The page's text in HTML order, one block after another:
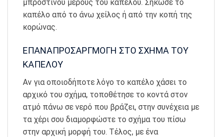
μπροστινού μέρους του καπέλου. Σήκωσε το
καπέλο από το άνω χείλος ή από την κοπή της
κορώνας.
ΕΠΑΝΑΠΡΟΣΑΡΓΜΟΓΗ ΣΤΟ ΣΧΗΜΑ ΤΟΥ
ΚΑΠΕΛΟΥ
Αν για οποιοδήποτε λόγο το καπέλο χάσει το
αρχικό του σχήμα, τοποθέτησε το κοντά στον
ατμό πάνω σε νερό που βράζει, στην συνέχεια με
τα χέρι σου διαμορφώστε το σχήμα του πίσω
στην αρχική μορφή του. Τέλος, με ένα